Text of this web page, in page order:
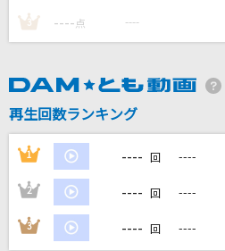
Red Angel
GLAY
カラオケ最新情報を
3 ---- 点 ----
再生回数ランキング
1 ---- 回 ----
2 ---- 回 ----
3 ---- 回 ----